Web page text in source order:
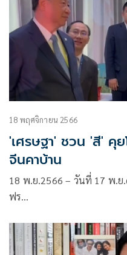
18 พฤศจิกายน 2566
'เศรษฐา' ชวน 'สี' คุ
จีนคาบ้าน
18 พ.ย.2566 – วันที่ 17 พ.ย
ฟร…